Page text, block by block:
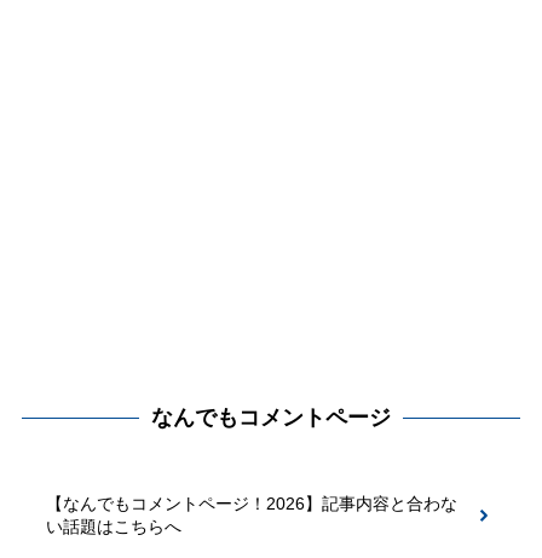
なんでもコメントページ
【なんでもコメントページ！2026】記事内容と合わな
い話題はこちらへ